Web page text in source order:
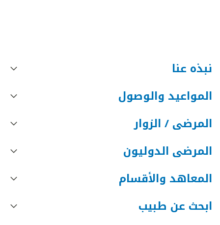
نبذه عنا
المواعيد والوصول
المرضى / الزوار
المرضى الدوليون
المعاهد والأقسام
ابحث عن طبيب